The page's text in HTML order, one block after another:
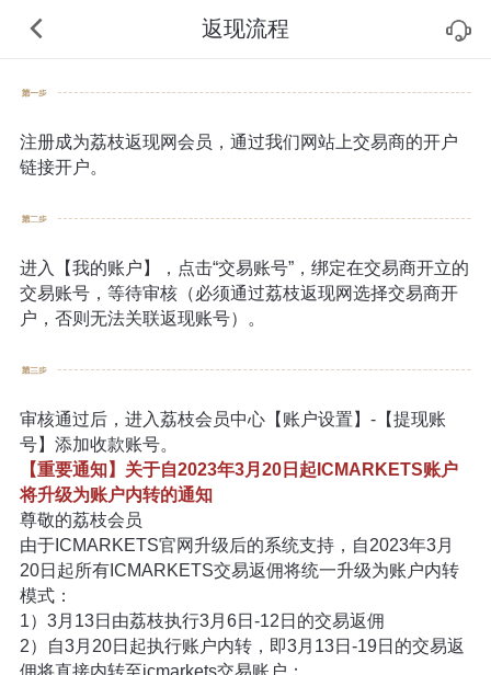
返现流程
注册成为荔枝返现网会员，通过我们网站上交易商的开户
链接开户。
进入【我的账户】，点击“交易账号”，绑定在交易商开立的
交易账号，等待审核（必须通过荔枝返现网选择交易商开
户，否则无法关联返现账号）。
审核通过后，进入荔枝会员中心【账户设置】-【提现账
号】添加收款账号。
【重要通知】关于自2023年3月20日起ICMARKETS账户
将升级为账户内转的通知
尊敬的荔枝会员
由于ICMARKETS官网升级后的系统支持，自2023年3月
20日起所有ICMARKETS交易返佣将统一升级为账户内转
模式：
1）3月13日由荔枝执行3月6日-12日的交易返佣
2）自3月20日起执行账户内转，即3月13日-19日的交易返
佣将直接内转至icmarkets交易账户；